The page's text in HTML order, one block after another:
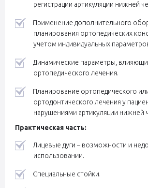
регистрации артикуляции нижней
Применение дополнительного
планирования ортопедических
учетом индивидуальных
Динамические параметры,
ортопедического лечения.
Планирование ортопедического
ортодонтического лечения у
нарушениями артикуляции нижней
Практическая часть:
Лицевые дуги – возможности и
использовании.
Специальные стойки.